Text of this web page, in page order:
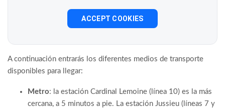
ACCEPT COOKIES
A continuación entrarás los diferentes medios de transporte
disponibles para llegar:
Metro: la estación Cardinal Lemoine (línea 10) es la más
cercana, a 5 minutos a pie. La estación Jussieu (líneas 7 y